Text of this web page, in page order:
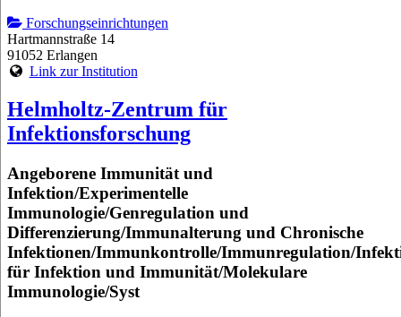
Forschungseinrichtungen
Hartmannstraße 14
91052 Erlangen
Link zur Institution
Helmholtz-Zentrum für
Infektionsforschung
Angeborene Immunität und
Infektion/Experimentelle
Immunologie/Genregulation und
Differenzierung/Immunalterung und Chronische
Infektionen/Immunkontrolle/Immunregulation/
für Infektion und Immunität/Molekulare
Immunologie/Syst